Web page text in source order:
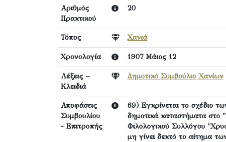
Αριθμός
Πρακτικού
20
Τόπος Χανιά
Χρονολογία 1907 Μάιος 12
Λέξεις –
Κλειδιά
Δημοτικό Συμβούλιο Χανίων
Αποφάσεις
Συμβουλίου
- Επιτροπής
69) Εγκρίνεται το σχέδιο
δημοτικά καταστήματα στο
Φιλολογικού Συλλόγου
μη γίνει δεκτό το αίτημα